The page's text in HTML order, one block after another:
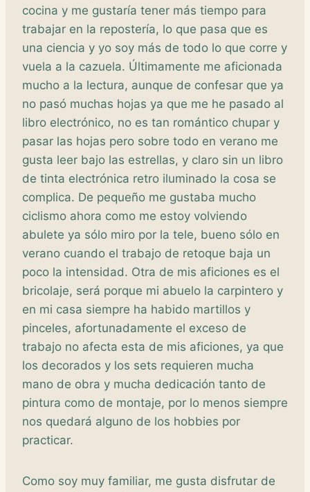
cocina y me gustaría tener más tiempo para
trabajar en la repostería, lo que pasa que es
una ciencia y yo soy más de todo lo que corre y
vuela a la cazuela. Últimamente me aficionada
mucho a la lectura, aunque de confesar que ya
no pasó muchas hojas ya que me he pasado al
libro electrónico, no es tan romántico chupar y
pasar las hojas pero sobre todo en verano me
gusta leer bajo las estrellas, y claro sin un libro
de tinta electrónica retro iluminado la cosa se
complica. De pequeño me gustaba mucho
ciclismo ahora como me estoy volviendo
abulete ya sólo miro por la tele, bueno sólo en
verano cuando el trabajo de retoque baja un
poco la intensidad. Otra de mis aficiones es el
bricolaje, será porque mi abuelo la carpintero y
en mi casa siempre ha habido martillos y
pinceles, afortunadamente el exceso de
trabajo no afecta esta de mis aficiones, ya que
los decorados y los sets requieren mucha
mano de obra y mucha dedicación tanto de
pintura como de montaje, por lo menos siempre
nos quedará alguno de los hobbies por
practicar.
Como soy muy familiar, me gusta disfrutar de